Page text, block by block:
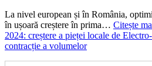
La nivel european și în România,
în ușoară creștere în prima… Citește
2024: creștere a pieței locale de
contracție a volumelor